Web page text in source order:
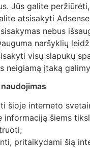
Jūs galite
atsisakyti
nebus
naršyklių
visų slapukų
neigiamą įtaką
šioje interneto
informaciją šiems
pritaikydami šią